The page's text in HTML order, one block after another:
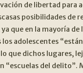
de libertad para
posibilidades de
que en la mayoría de
adolescentes
que dichos lugares,
“escuelas del delito”.